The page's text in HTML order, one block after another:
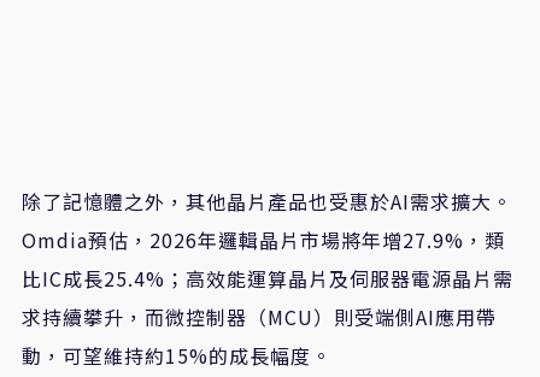
除了記憶體之外，其他晶片產品也受惠於AI需求擴大。
Omdia預估，2026年邏輯晶片市場將年增27.9%，類
比IC成長25.4%；高效能運算晶片及伺服器電源晶片需
求持續攀升，而微控制器（MCU）則受端側AI應用帶
動，可望維持約15%的成長幅度。